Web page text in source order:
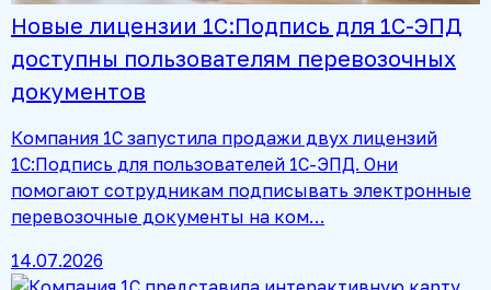
Новые лицензии 1С:Подпись для 1С-ЭПД
доступны пользователям перевозочных
документов
Компания 1С запустила продажи двух лицензий
1С:Подпись для пользователей 1С-ЭПД. Они
помогают сотрудникам подписывать электронные
перевозочные документы на ком…
14.07.2026